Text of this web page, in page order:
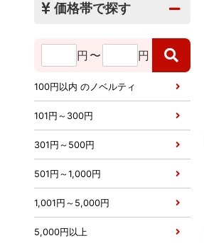
価格帯で探す
円 〜 円
100円以内 のノベルティ
101円～300円
301円～500円
501円～1,000円
1,001円～5,000円
5,000円以上